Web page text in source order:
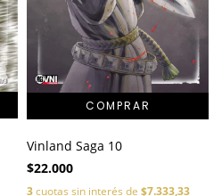
Vinland Saga 10
$22.000
3cuotas sin interés de $7.333,33